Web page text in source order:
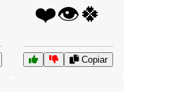
❤️👁️🍀
Copiar